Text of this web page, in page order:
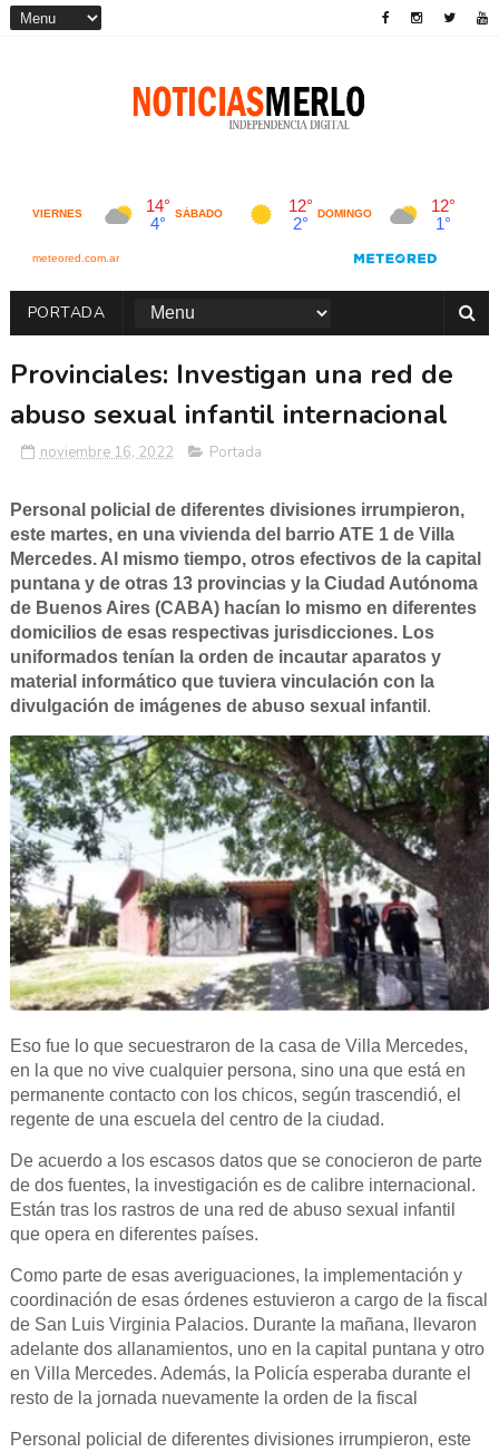
PORTADA
Provinciales: Investigan una red de
abuso sexual infantil internacional
noviembre 16, 2022 Portada
Personal policial de diferentes divisiones irrumpieron,
este martes, en una vivienda del barrio ATE 1 de Villa
Mercedes. Al mismo tiempo, otros efectivos de la capital
puntana y de otras 13 provincias y la Ciudad Autónoma
de Buenos Aires (CABA) hacían lo mismo en diferentes
domicilios de esas respectivas jurisdicciones. Los
uniformados tenían la orden de incautar aparatos y
material informático que tuviera vinculación con la
divulgación de imágenes de abuso sexual infantil .
Eso fue lo que secuestraron de la casa de Villa Mercedes,
en la que no vive cualquier persona, sino una que está en
permanente contacto con los chicos, según trascendió, el
regente de una escuela del centro de la ciudad.
De acuerdo a los escasos datos que se conocieron de parte
de dos fuentes, la investigación es de calibre internacional.
Están tras los rastros de una red de abuso sexual infantil
que opera en diferentes países.
Como parte de esas averiguaciones, la implementación y
coordinación de esas órdenes estuvieron a cargo de la fiscal
de San Luis Virginia Palacios. Durante la mañana, llevaron
adelante dos allanamientos, uno en la capital puntana y otro
en Villa Mercedes. Además, la Policía esperaba durante el
resto de la jornada nuevamente la orden de la fiscal
Personal policial de diferentes divisiones irrumpieron, este